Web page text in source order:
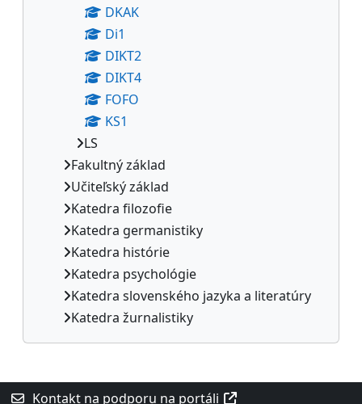
DKAK
Di1
DIKT2
DIKT4
FOFO
KS1
LS
Fakultný základ
Učiteľský základ
Katedra filozofie
Katedra germanistiky
Katedra histórie
Katedra psychológie
Katedra slovenského jazyka a literatúry
Katedra žurnalistiky
Dodatočné bloky
Kontakt na podporu na portáli